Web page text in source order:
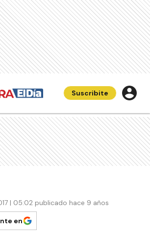
Suscribite
| 05:02 publicado hace 9 años
en